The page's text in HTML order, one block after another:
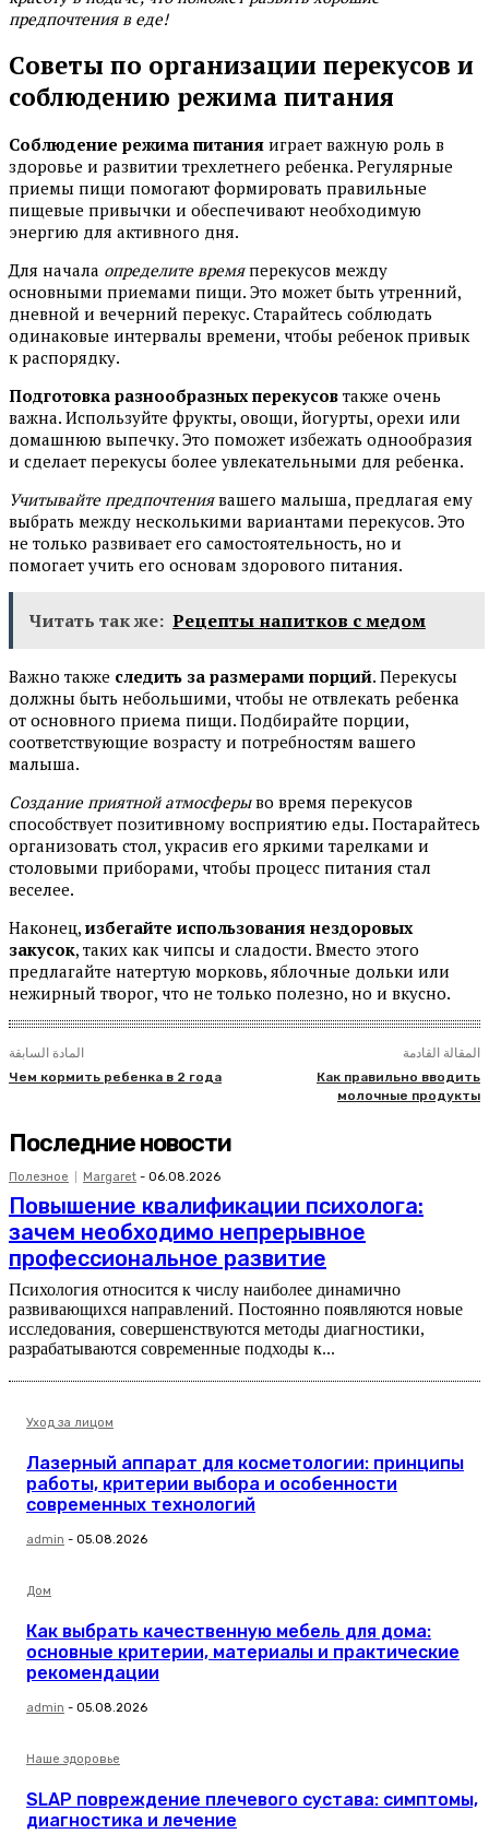
предпочтения в еде!
Советы по организации перекусов и
соблюдению режима питания
Соблюдение режима питания играет важную роль в
здоровье и развитии трехлетнего ребенка. Регулярные
приемы пищи помогают формировать правильные
пищевые привычки и обеспечивают необходимую
энергию для активного дня.
Для начала определите времяперекусов между
основными приемами пищи. Это может быть утренний,
дневной и вечерний перекус. Старайтесь соблюдать
одинаковые интервалы времени, чтобы ребенок привык
к распорядку.
Подготовка разнообразных перекусов также очень
важна. Используйте фрукты, овощи, йогурты, орехи или
домашнюю выпечку. Это поможет избежать однообразия
и сделает перекусы более увлекательными для ребенка.
Учитывайте предпочтениявашего малыша, предлагая ему
выбрать между несколькими вариантами перекусов. Это
не только развивает его самостоятельность, но и
помогает учить его основам здорового питания.
Читать так же: Рецепты напитков с медом
Важно также следить за размерами порций. Перекусы
должны быть небольшими, чтобы не отвлекать ребенка
от основного приема пищи. Подбирайте порции,
соответствующие возрасту и потребностям вашего
малыша.
Создание приятной атмосферыво время перекусов
способствует позитивному восприятию еды. Постарайтесь
организовать стол, украсив его яркими тарелками и
столовыми приборами, чтобы процесс питания стал
веселее.
Наконец, избегайте использования нездоровых
закусок, таких как чипсы и сладости. Вместо этого
предлагайте натертую морковь, яблочные дольки или
нежирный творог, что не только полезно, но и вкусно.
المادة السابقة
Чем кормить ребенка в 2 года
المقالة القادمة
Как правильно вводить
молочные продукты
Последние новости
Полезное Margaret - 06.08.2026
Повышение квалификации психолога:
зачем необходимо непрерывное
профессиональное развитие
Психология относится к числу наиболее динамично
развивающихся направлений. Постоянно появляются новые
исследования, совершенствуются методы диагностики,
разрабатываются современные подходы к...
Уход за лицом
Лазерный аппарат для косметологии: принципы
работы, критерии выбора и особенности
современных технологий
admin - 05.08.2026
Дом
Как выбрать качественную мебель для дома:
основные критерии, материалы и практические
рекомендации
admin - 05.08.2026
Наше здоровье
SLAP повреждение плечевого сустава: симптомы,
диагностика и лечение